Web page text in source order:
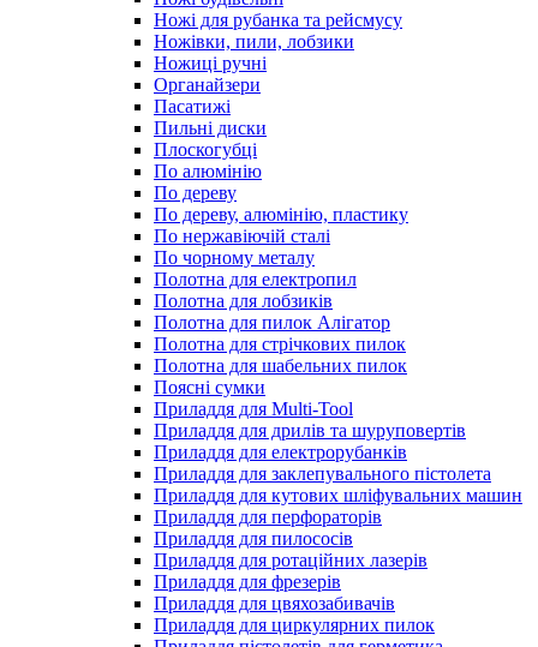
Ножі для рубанка та рейсмусу
Ножівки, пили, лобзики
Ножиці ручні
Органайзери
Пасатижі
Пильні диски
Плоскогубці
По алюмінію
По дереву
По дереву, алюмінію, пластику
По нержавіючій сталі
По чорному металу
Полотна для електропил
Полотна для лобзиків
Полотна для пилок Алігатор
Полотна для стрічкових пилок
Полотна для шабельних пилок
Поясні сумки
Приладдя для Multi-Tool
Приладдя для дрилів та шуруповертів
Приладдя для електрорубанків
Приладдя для заклепувального пістолета
Приладдя для кутових шліфувальних машин
Приладдя для перфораторів
Приладдя для пилососів
Приладдя для ротаційних лазерів
Приладдя для фрезерів
Приладдя для цвяхозабивачів
Приладдя для циркулярних пилок